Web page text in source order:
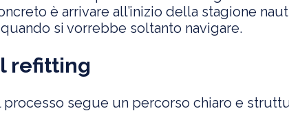
è arrivare all’inizio della stagione
si vorrebbe soltanto navigare.
refitting
segue un percorso chiaro e